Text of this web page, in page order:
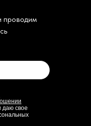
проводим
даю свое